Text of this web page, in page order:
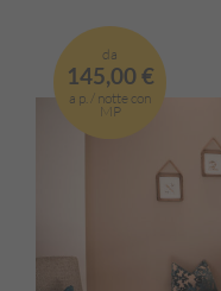
da
145,00 €
a p. / notte con
MP